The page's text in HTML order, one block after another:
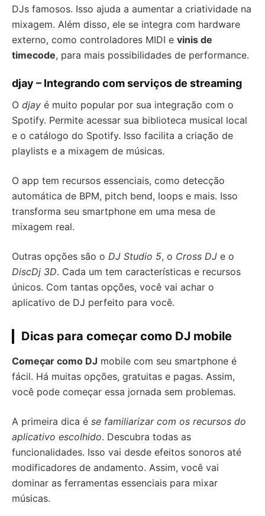
DJs famosos. Isso ajuda a aumentar a criatividade na
mixagem. Além disso, ele se integra com hardware
externo, como controladores MIDI e vinis de
timecode, para mais possibilidades de performance.
djay – Integrando com serviços de streaming
O djay é muito popular por sua integração com o
Spotify. Permite acessar sua biblioteca musical local
e o catálogo do Spotify. Isso facilita a criação de
playlists e a mixagem de músicas.
O app tem recursos essenciais, como detecção
automática de BPM, pitch bend, loops e mais. Isso
transforma seu smartphone em uma mesa de
mixagem real.
Outras opções são o DJ Studio 5, o Cross DJ e o
DiscDj 3D. Cada um tem características e recursos
únicos. Com tantas opções, você vai achar o
aplicativo de DJ perfeito para você.
Dicas para começar como DJ mobile
Começar como DJ mobile com seu smartphone é
fácil. Há muitas opções, gratuitas e pagas. Assim,
você pode começar essa jornada sem problemas.
A primeira dica é se familiarizar com os recursos do
aplicativo escolhido. Descubra todas as
funcionalidades. Isso vai desde efeitos sonoros até
modificadores de andamento. Assim, você vai
dominar as ferramentas essenciais para mixar
músicas.